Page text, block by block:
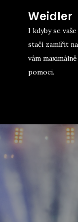
content
Weidler
I kdyby se
stačí zamířit
vám
pomoci.